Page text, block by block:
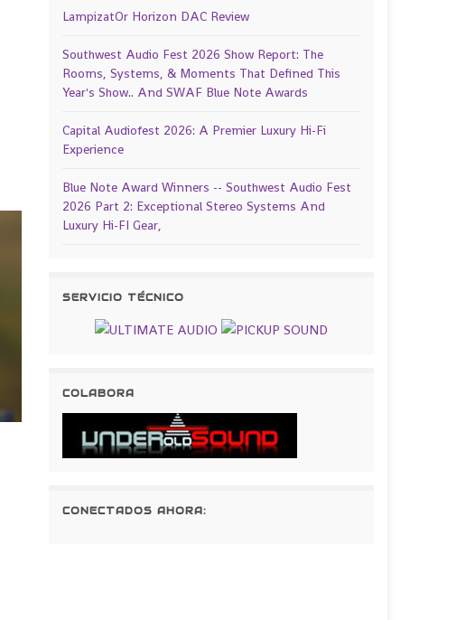
LampizatOr Horizon DAC Review
Southwest Audio Fest 2026 Show Report: The
Rooms, Systems, & Moments That Defined This
Year's Show.. And SWAF Blue Note Awards
Capital Audiofest 2026: A Premier Luxury Hi-Fi
Experience
Blue Note Award Winners -- Southwest Audio Fest
2026 Part 2: Exceptional Stereo Systems And
Luxury Hi-FI Gear,
SERVICIO TÉCNICO
COLABORA
CONECTADOS AHORA: